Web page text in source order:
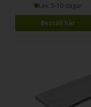
Lev. 5-10 dagar
Beställ här